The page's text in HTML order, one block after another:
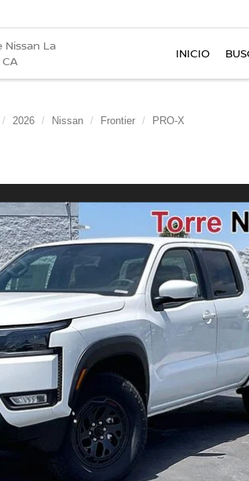
INICIO
2026 Nissan Frontier PRO-X